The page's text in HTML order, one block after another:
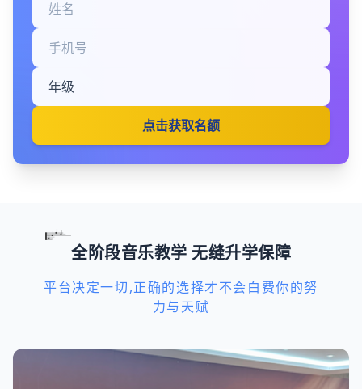
点击获取名额
全阶段音乐教学 无缝升学保障
平台决定一切,正确的选择才不会白费你的努
力与天赋